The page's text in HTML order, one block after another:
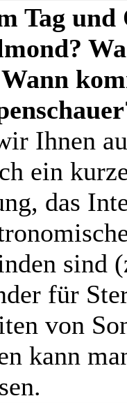
Tag
Ihnen
ein
das
sind
für
von
kann